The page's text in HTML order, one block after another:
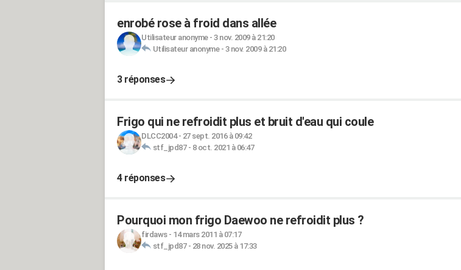
enrobé rose à froid dans allée
Utilisateur anonyme- 3 nov. 2009 à 21:20
Utilisateur anonyme- 3 nov. 2009 à 21:20
3 réponses
Frigo qui ne refroidit plus et bruit d'eau qui coule
DLCC2004- 27 sept. 2016 à 09:42
stf_jpd87- 8 oct. 2021 à 06:47
4 réponses
Pourquoi mon frigo Daewoo ne refroidit plus ?
firdaws- 14 mars 2011 à 07:17
stf_jpd87- 28 nov. 2025 à 17:33